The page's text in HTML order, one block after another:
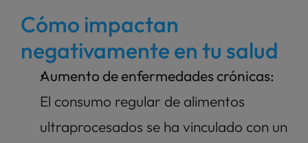
Cómo impactan
negativamente en tu salud
Aumento de enfermedades crónicas:
El consumo regular de alimentos
ultraprocesados se ha vinculado con un